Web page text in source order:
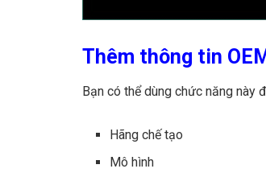
Thêm thông tin OEM
Bạn có thể dùng chức năng này
Hãng chế tạo
Mô hình